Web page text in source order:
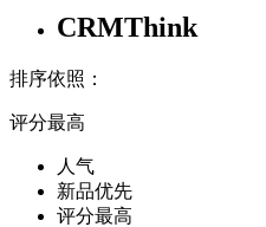
CRMThink
排序依照：
评分最高
人气
新品优先
评分最高